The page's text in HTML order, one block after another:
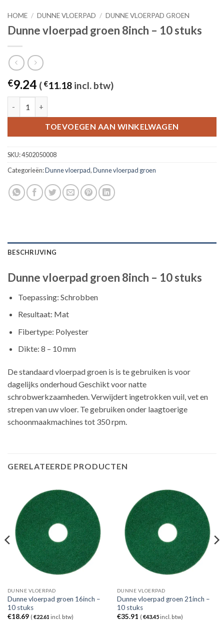
HOME / DUNNE VLOERPAD / DUNNE VLOERPAD GROEN
Dunne vloerpad groen 8inch – 10 stuks
€9.24 ( €11.18 incl. btw)
TOEVOEGEN AAN WINKELWAGEN
SKU:4502050008
Categorieën:Dunne vloerpad,Dunne vloerpad groen
BESCHRIJVING
Dunne vloerpad groen 8inch – 10 stuks
Toepassing: Schrobben
Resultaat: Mat
Fibertype: Polyester
Dikte: 8 – 10 mm
De standaard vloerpad groen is is te gebruiken is voor
dagelijks onderhoud Geschikt voor natte
schrobwerkzaamheden. Verwijdert ingetrokken vuil, vet en
strepen van uw vloer. Te gebruiken onder laagtoerige
schoonmaakmachines tot 350 rpm.
GERELATEERDE PRODUCTEN
DUNNE VLOERPAD
Dunne vloerpad groen 16inch –
10 stuks
€18.69 ( €22.61 incl. btw)
DUNNE VLOERPAD
Dunne vloerpad groen 21inch –
10 stuks
€35.91 ( €43.45incl. btw)